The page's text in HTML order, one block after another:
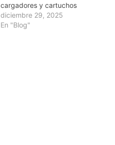
cargadores y cartuchos
diciembre 29, 2025
En "Blog"